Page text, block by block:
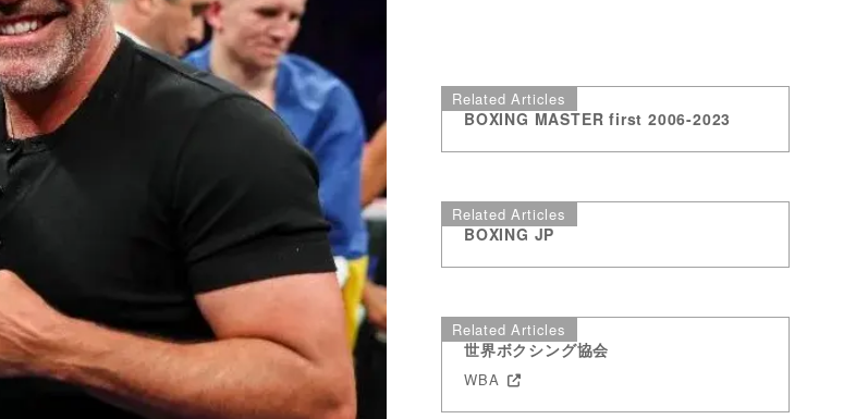
Related Articles
BOXING MASTER first 2006-2023
Related Articles
BOXING JP
Related Articles
世界ボクシング協会
WBA